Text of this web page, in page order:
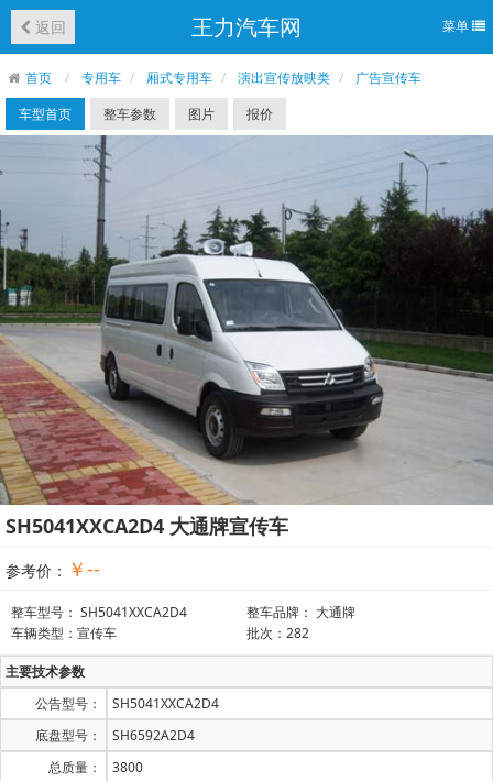
返回 王力汽车网 菜单
首页 专用车 厢式专用车 演出宣传放映类
广告宣传车
车型首页
整车参数 图片 报价
SH5041XXCA2D4 大通牌宣传车
参考价： ￥--
整车型号： SH5041XXCA2D4
整车品牌： 大通牌
车辆类型：宣传车
批次：282
主要技术参数
公告型号：
SH5041XXCA2D4
底盘型号：
SH6592A2D4
总质量：
3800